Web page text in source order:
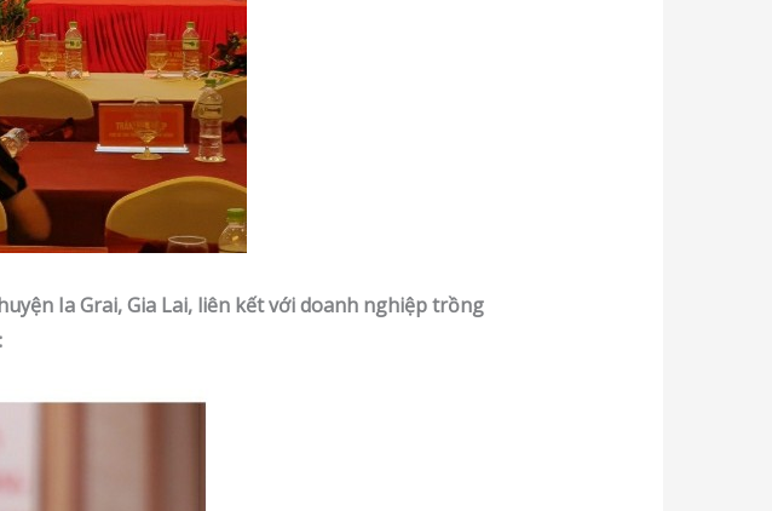
Ia Grai, Gia Lai, liên kết với doanh nghiệp trồng